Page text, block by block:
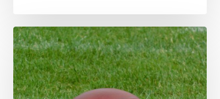
Jan-
Phillip
Bombek
unterschreibt
in